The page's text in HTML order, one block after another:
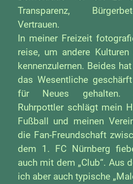
Transparenz,
Vertrauen.
In meiner Freizeit
reise, um andere
kennenzulernen. Beides
das Wesentliche
für Neues gehalten.
Ruhrpottler schlägt mein
Fußball und meinen
die Fan-Freundschaft
dem 1. FC Nürnberg
auch mit dem „Club“. Aus
ich aber auch typische